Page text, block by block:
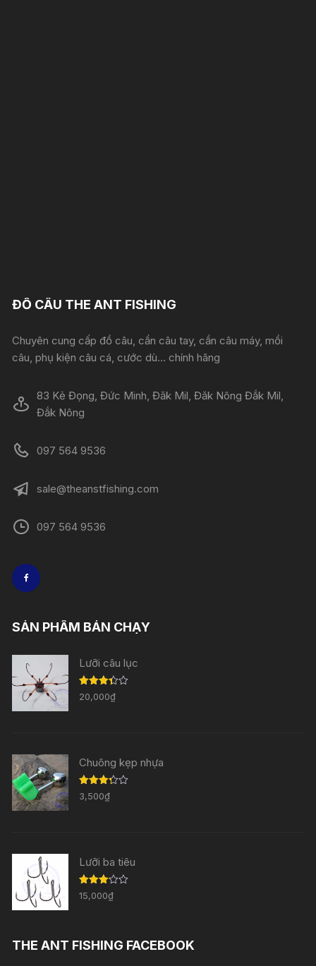
ĐỒ CÂU THE ANT FISHING
Chuyên cung cấp đồ câu, cần câu tay, cần câu máy, mồi
câu, phụ kiện câu cá, cước dù... chính hãng
83 Kẻ Đọng, Đức Minh, Đăk Mil, Đăk Nông Đắk Mil,
Đắk Nông
097 564 9536
sale@theanstfishing.com
097 564 9536
SẢN PHẨM BÁN CHẠY
Lưỡi câu lục
Được
xếp
20,000₫
Chuông kẹp nhựa
Được
xếp
3,500₫
Lưỡi ba tiêu
Được
xếp
15,000₫
THE ANT FISHING FACEBOOK